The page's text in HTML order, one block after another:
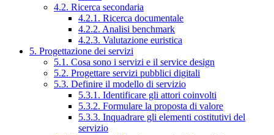
4.2. Ricerca secondaria
4.2.1. Ricerca documentale
4.2.2. Analisi benchmark
4.2.3. Valutazione euristica
5. Progettazione dei servizi
5.1. Cosa sono i servizi e il service design
5.2. Progettare servizi pubblici digitali
5.3. Definire il modello di servizio
5.3.1. Identificare gli attori coinvolti
5.3.2. Formulare la proposta di valore
5.3.3. Inquadrare gli elementi costitutivi del
servizio